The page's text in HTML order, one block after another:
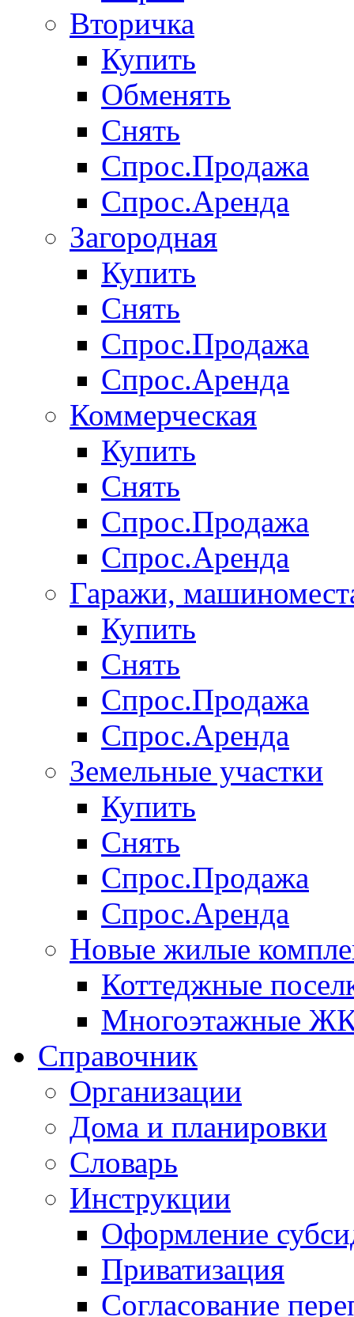
Вторичка
Купить
Обменять
Снять
Спрос.Продажа
Спрос.Аренда
Загородная
Купить
Снять
Спрос.Продажа
Спрос.Аренда
Коммерческая
Купить
Снять
Спрос.Продажа
Спрос.Аренда
Гаражи,
Купить
Снять
Спрос.Продажа
Спрос.Аренда
Земельные участки
Купить
Снять
Спрос.Продажа
Спрос.Аренда
Новые жилые
Коттеджные
Многоэтажные
Справочник
Организации
Дома и планировки
Словарь
Инструкции
Оформление
Приватизация
Согласование